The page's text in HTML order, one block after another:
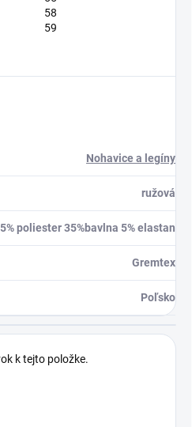
58
59
Nohavice a legíny
ružová
poliester 35%bavlna 5% elastan
Gremtex
Poľsko
k tejto položke.